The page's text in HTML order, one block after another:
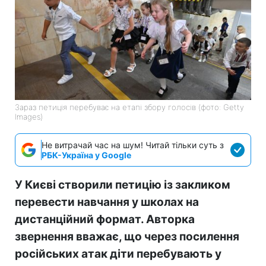
Зараз петиція перебуває на етапі збору голосів (фото: Getty
Images)
Не витрачай час на шум! Читай тільки суть з
РБК-Україна у Google
У Києві створили петицію із закликом
перевести навчання у школах на
дистанційний формат. Авторка
звернення вважає, що через посилення
російських атак діти перебувають у